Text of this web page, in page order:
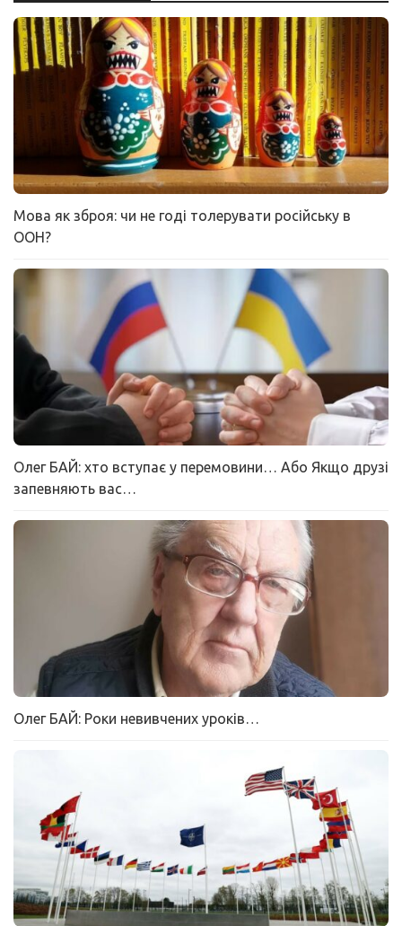
Мова як зброя: чи не годі толерувати російську в
ООН?
Олег БАЙ: хто вступає у перемовини… Або Якщо друзі
запевняють вас…
Олег БАЙ: Роки невивчених уроків…